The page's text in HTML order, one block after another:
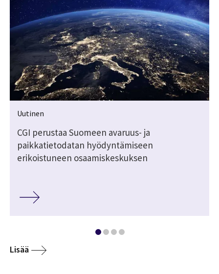
Uutinen
CGI perustaa Suomeen avaruus- ja
paikkatietodatan hyödyntämiseen
erikoistuneen osaamiskeskuksen
Lisää